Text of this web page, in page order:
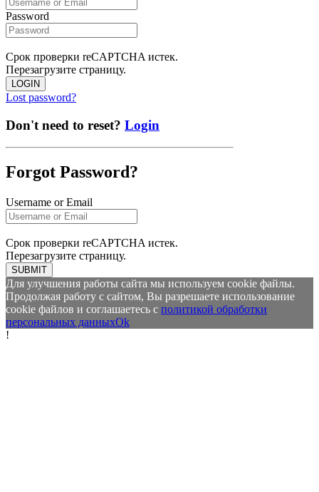
Password
Срок проверки reCAPTCHA истек.
Перезагрузите страницу.
LOGIN
Lost password?
Don't need to reset? Login
Forgot Password?
Username or Email
Срок проверки reCAPTCHA истек.
Перезагрузите страницу.
SUBMIT
Для улучшения работы сайта мы используем cookie файлы.
Продолжая работу с сайтом, Вы разрешаете использование
cookie файлов и соглашаетесь с политикой обработки
персональных данныхOk
!